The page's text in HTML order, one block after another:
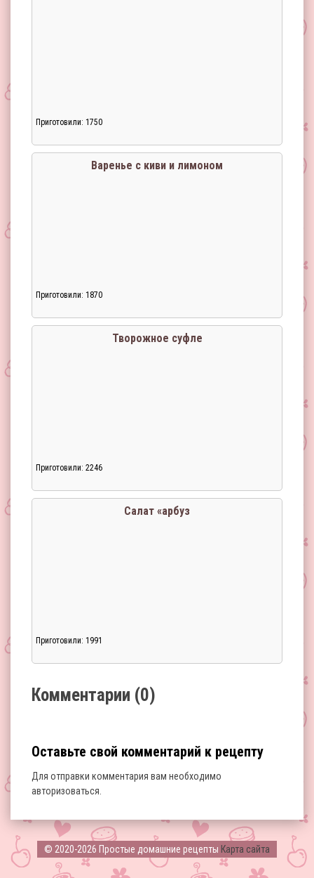
Приготовили: 1750
Варенье с киви и лимоном
Приготовили: 1870
Загрузка...
Творожное суфле
Приготовили: 2246
Салат «арбуз
Приготовили: 1991
Комментарии (0)
Оставьте свой комментарий к рецепту
Для отправки комментария вам необходимо
авторизоваться
© 2020-2026 Простые домашние рецепты Карта сайта